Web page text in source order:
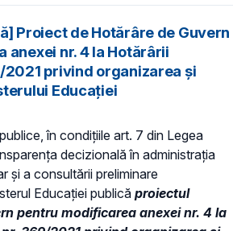
Proiect de Hotărâre de Guvern
anexei nr. 4 la Hotărârii
2021 privind organizarea şi
Educaţiei
în condiţiile art. 7 din Legea
decizională în administraţia
și a consultării preliminare
Educaţiei publică proiectul
pentru modificarea anexei nr. 4 la